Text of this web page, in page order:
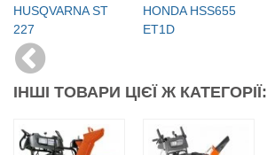
HUSQVARNA ST
227
HONDA HSS655
ET1D
ІНШІ ТОВАРИ ЦІЄЇ Ж КАТЕГОРІЇ: